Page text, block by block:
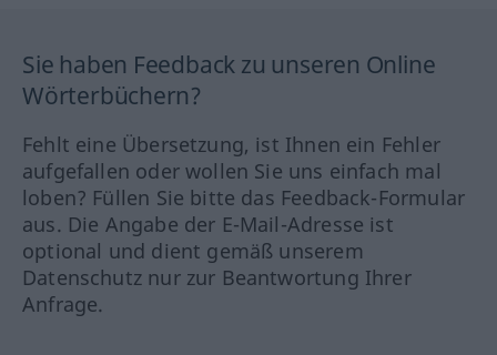
Sie haben Feedback zu unseren Online
Wörterbüchern?
Fehlt eine Übersetzung, ist Ihnen ein Fehler
aufgefallen oder wollen Sie uns einfach mal
loben? Füllen Sie bitte das Feedback-Formular
aus. Die Angabe der E-Mail-Adresse ist
optional und dient gemäß unserem
Datenschutz nur zur Beantwortung Ihrer
Anfrage.